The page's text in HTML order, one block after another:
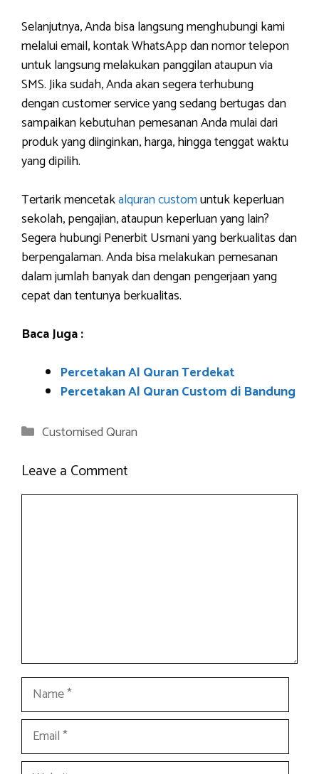
Selanjutnya, Anda bisa langsung menghubungi kami
melalui email, kontak WhatsApp dan nomor telepon
untuk langsung melakukan panggilan ataupun via
SMS. Jika sudah, Anda akan segera terhubung
dengan customer service yang sedang bertugas dan
sampaikan kebutuhan pemesanan Anda mulai dari
produk yang diinginkan, harga, hingga tenggat waktu
yang dipilih.
Tertarik mencetakalquran customuntuk keperluan
sekolah, pengajian, ataupun keperluan yang lain?
Segera hubungi Penerbit Usmani yang berkualitas dan
berpengalaman. Anda bisa melakukan pemesanan
dalam jumlah banyak dan dengan pengerjaan yang
cepat dan tentunya berkualitas.
Baca Juga :
Percetakan Al Quran Terdekat
Percetakan Al Quran Custom di Bandung
Categories
Customised Quran
Leave a Comment
Name
Email
Website